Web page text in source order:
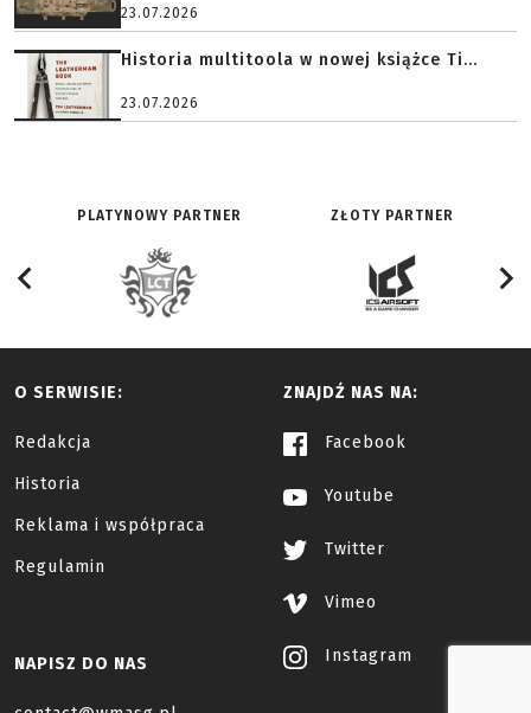
23.07.2026
Historia multitoola w nowej książce Ti...
23.07.2026
PLATYNOWY PARTNER ZŁOTY PARTNER
O SERWISIE:
Redakcja
Historia
Reklama i współpraca
Regulamin
ZNAJDŹ NAS NA:
Facebook
Youtube
Twitter
Vimeo
Instagram
NAPISZ DO NAS